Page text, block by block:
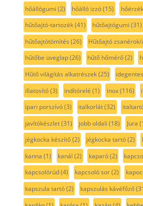
hőállógumi (2) hőálló izzó(15)
hűtőajtó-tartozék(41) hűtőajtógumi (31)
hűtőajtótömítés (26) Hűtőajtó
hűtőbe üveglap(26) hűtő hőmérő(2)
Hűtő világítás alkatrészek(25)
illatosító(3) indítórelé (1) inox(116)
ipari porszívó(3) italkorlát(32)
javítókészlet(31) jobb oldali (18) Jura
jégkocka készítő(2) jégkocka tartó(2)
kanna (1) kanál (2) kaparó(2)
kapcsolórúd(4) kapcsoló sor(2)
kapszula tartó(2) kapszulás kávéfőző